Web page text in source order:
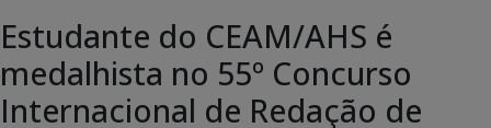
Estudante do CEAM/AHS é
medalhista no 55º Concurso
Internacional de Redação de